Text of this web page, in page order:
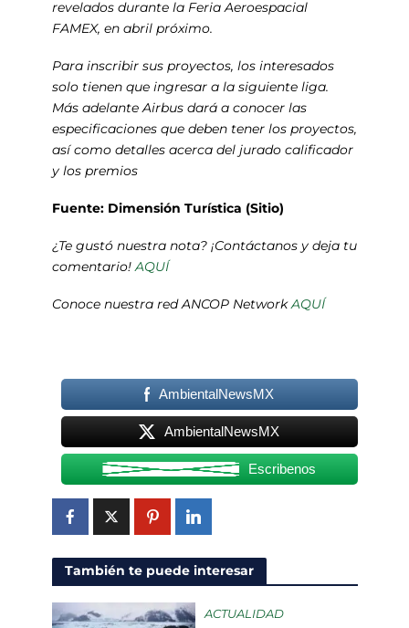
revelados durante la Feria Aeroespacial
FAMEX, en abril próximo.
Para inscribir sus proyectos, los interesados
solo tienen que ingresar a la siguiente liga.
Más adelante Airbus dará a conocer las
especificaciones que deben tener los proyectos,
así como detalles acerca del jurado calificador
y los premios
Fuente: Dimensión Turística (Sitio)
¿Te gustó nuestra nota? ¡Contáctanos y deja tu
comentario!AQUÍ
Conoce nuestra red ANCOP NetworkAQUÍ
AmbientalNewsMX
AmbientalNewsMX
Escribenos
También te puede interesar
ACTUALIDAD